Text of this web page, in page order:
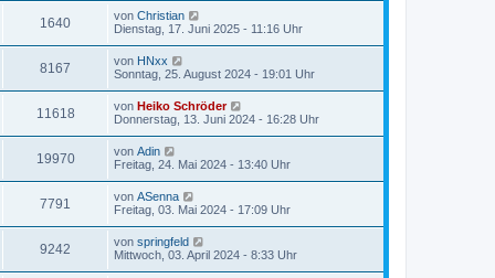
1640 von Christian
Dienstag, 17. Juni 2025 - 11:16 Uhr
8167 von HNxx
Sonntag, 25. August 2024 - 19:01 Uhr
11618 von Heiko Schröder
Donnerstag, 13. Juni 2024 - 16:28 Uhr
19970 von Adin
Freitag, 24. Mai 2024 - 13:40 Uhr
7791 von ASenna
Freitag, 03. Mai 2024 - 17:09 Uhr
9242 von springfeld
Mittwoch, 03. April 2024 - 8:33 Uhr